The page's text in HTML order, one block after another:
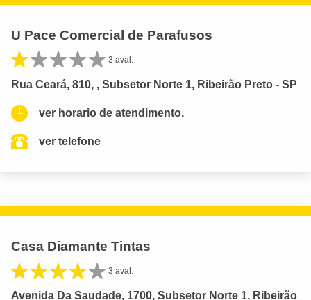
U Pace Comercial de Parafusos
3 aval.
Rua Ceará, 810, , Subsetor Norte 1, Ribeirão Preto - SP
ver horario de atendimento.
ver telefone
Casa Diamante Tintas
3 aval.
Avenida Da Saudade, 1700, Subsetor Norte 1, Ribeirão